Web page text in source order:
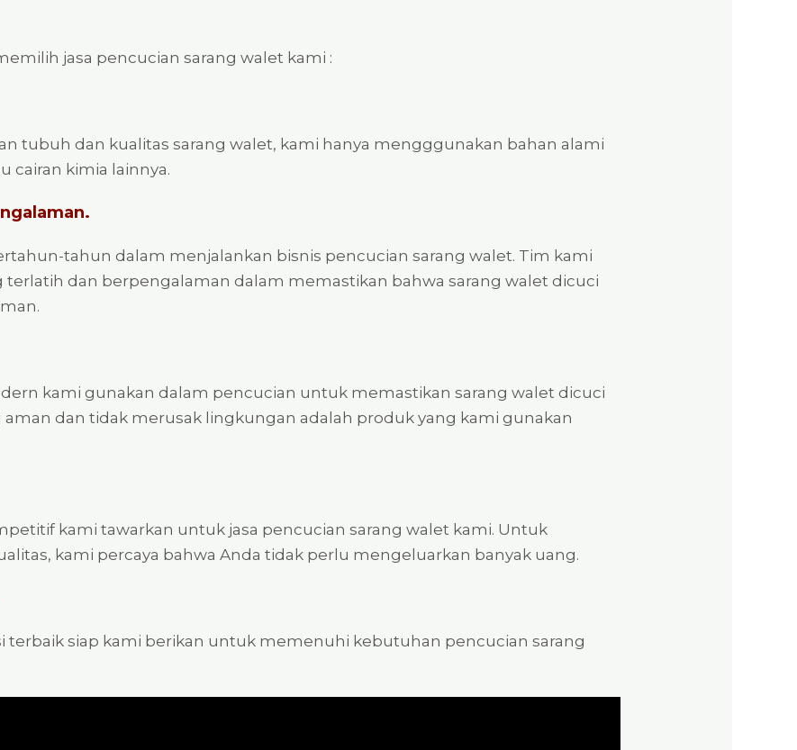
jasa pencucian sarang walet kami :
tubuh dan kualitas sarang walet, kami hanya mengggunakan bahan alami
cairan kimia lainnya.
tahun dalam menjalankan bisnis pencucian sarang walet. Tim kami
terlatih dan berpengalaman dalam memastikan bahwa sarang walet dicuci
kami gunakan dalam pencucian untuk memastikan sarang walet dicuci
aman dan tidak merusak lingkungan adalah produk yang kami gunakan
kami tawarkan untuk jasa pencucian sarang walet kami. Untuk
kami percaya bahwa Anda tidak perlu mengeluarkan banyak uang.
terbaik siap kami berikan untuk memenuhi kebutuhan pencucian sarang